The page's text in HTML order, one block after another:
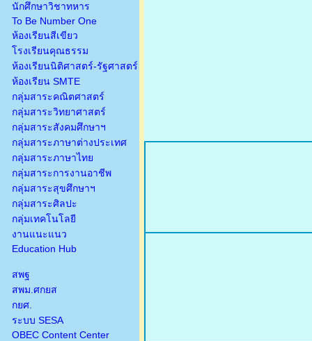
นักศึกษาวิชาทหาร
To Be Number One
ห้องเรียนสีเขียว
โรงเรียนคุณธรรม
ห้องเรียนนิติศาสตร์-รัฐศาสตร์
ห้องเรียน SMTE
กลุ่มสาระคณิตศาสตร์
กลุ่มสาระวิทยาศาสตร์
กลุ่มสาระสังคมศึกษาฯ
กลุ่มสาระภาษาต่างประเทศ
กลุ่มสาระภาษาไทย
กลุ่มสาระการงานอาชีพ
กลุ่มสาระสุขศึกษาฯ
กลุ่มสาระศิลปะ
กลุ่มเทคโนโลยี
งานแนะแนว
Education Hub
สพฐ
สพม.ศกยส
กยศ.
ระบบ SESA
OBEC Content Center